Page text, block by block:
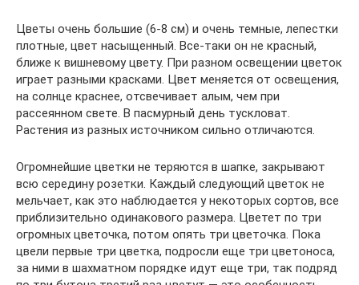
Цветы очень большие (6-8 см) и очень темные, лепестки
плотные, цвет насыщенный. Все-таки он не красный,
ближе к вишневому цвету. При разном освещении цветок
играет разными красками. Цвет меняется от освещения,
на солнце краснее, отсвечивает алым, чем при
рассеянном свете. В пасмурный день тускловат.
Растения из разных источником сильно отличаются.
Огромнейшие цветки не теряются в шапке, закрывают
всю середину розетки. Каждый следующий цветок не
мельчает, как это наблюдается у некоторых сортов, все
приблизительно одинакового размера. Цветет по три
огромных цветочка, потом опять три цветочка. Пока
цвели первые три цветка, подросли еще три цветоноса,
за ними в шахматном порядке идут еще три, так подряд